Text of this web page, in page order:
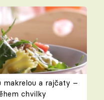
makrelou a rajčaty –
chvilky